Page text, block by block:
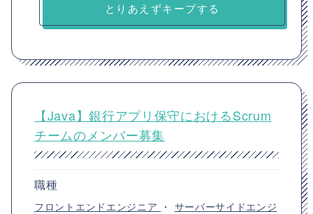
とりあえずキープする
【Java】銀行アプリ保守におけるScrum
チームのメンバー募集
職種
フロントエンドエンジニア ・ サーバーサイドエンジ